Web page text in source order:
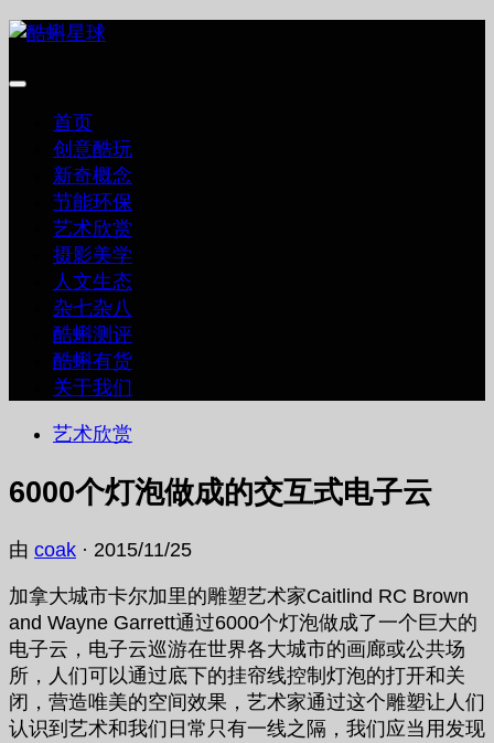
跳
内
首页
创意酷玩
新奇概念
节能环保
艺术欣赏
摄影美学
人文生态
杂七杂八
酷蝌测评
酷蝌有货
关于我们
艺术欣赏
6000个灯泡做成的交互式电子云
由 coak · 2015/11/25
加拿大城市卡尔加里的雕塑艺术家Caitlind RC Brown
and Wayne Garrett通过6000个灯泡做成了一个巨大的
电子云，电子云巡游在世界各大城市的画廊或公共场
所，人们可以通过底下的挂帘线控制灯泡的打开和关
闭，营造唯美的空间效果，艺术家通过这个雕塑让人们
认识到艺术和我们日常只有一线之隔，我们应当用发现